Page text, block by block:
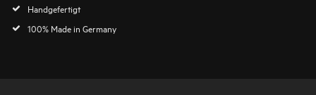
Handgefertigt
100% Made in Germany